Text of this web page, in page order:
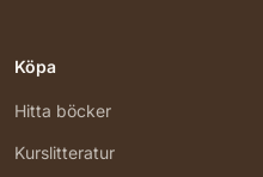
Köpa
Hitta böcker
Kurslitteratur